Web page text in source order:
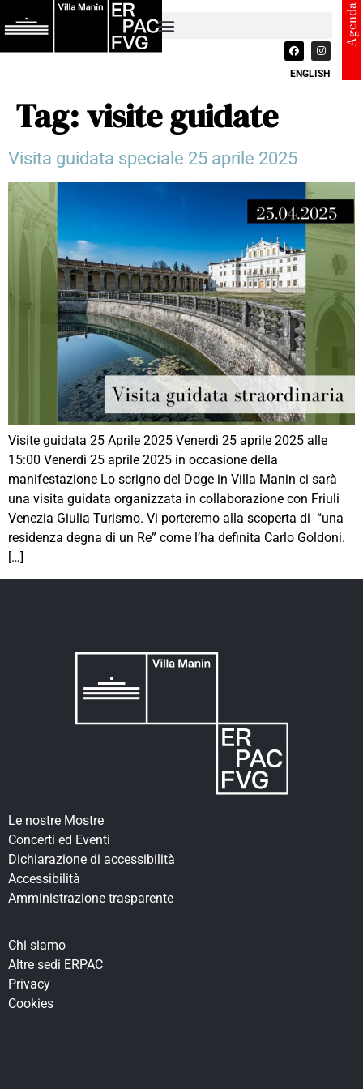
ENGLISH
Agenda
Tag:visite guidate
Visita guidata speciale 25 aprile 2025
Visite guidata 25 Aprile 2025 Venerdì 25 aprile 2025 alle
15:00 Venerdì 25 aprile 2025 in occasione della
manifestazione Lo scrigno del Doge in Villa Manin ci sarà
una visita guidata organizzata in collaborazione con Friuli
Venezia Giulia Turismo. Vi porteremo alla scoperta di “una
residenza degna di un Re” come l’ha definita Carlo Goldoni.
[…]
Le nostre Mostre
Concerti ed Eventi
Dichiarazione di accessibilità
Accessibilità
Amministrazione trasparente
Chi siamo
Altre sedi ERPAC
Privacy
Cookies